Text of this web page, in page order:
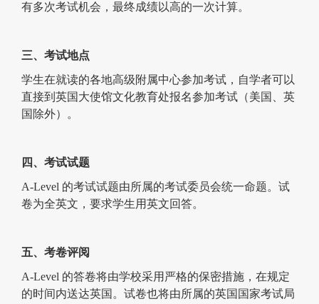
有多次考试机会，最终成绩以高的一次计算。
三、考试地点
学生在就读的各地高级附属中心参加考试，自学者可以
直接到英国大使馆文化教育处报名参加考试（美国、英
国除外）。
四、考试试题
A-Level 的考试试题由所属的考试委员会统一命题。试
卷为全英文，要求学生用英文回答。
五、考卷评阅
A-Level 的答卷将由学校采用严格的保密措施，在规定
的时间内送达英国。试卷也将由所属的英国国家考试局